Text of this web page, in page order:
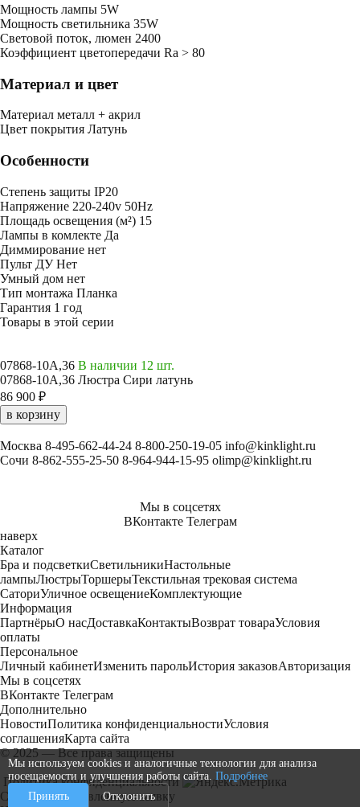
Мощность лампы 5W
Мощность светильника 35W
Световой поток, люмен 2400
Коэффициент цветопередачи Ra > 80
Материал и цвет
Mатериал металл + акрил
Цвет покрытия Латунь
Особенности
Степень защиты IP20
Напряжение 220-240v 50Hz
Площадь освещения (м²) 15
Лампы в комлекте Да
Диммирование нет
Пульт ДУНет
Умный дом нет
Тип монтажа Планка
Гарантия 1 год
Товары в этой серии
07868-10A,36 В наличии 12 шт.
07868-10A,36 Люстра Сири латунь
86 900 ₽
в корзину
Москва 8-495-662-44-24 8-800-250-19-05 info@kinklight.ru
Сочи 8-862-555-25-50 8-964-944-15-95 olimp@kinklight.ru
Мы в соцсетях
ВКонтакте Телеграм
наверх
Каталог
Бра и подсветкиСветильникиНастольные
лампыЛюстрыТоршерыТекстильная трековая система
СаториУличное освещениеКомплектующие
Информация
ПартнёрыО насДоставкаКонтактыВозврат товараУсловия
оплаты
Персональное
Личный кабинетИзменить парольИстория заказовАвторизация
Мы в соцсетях
ВКонтакте Телеграм
Дополнительно
НовостиПолитика конфиденциальностиУсловия
соглашенияКарта сайта
© 2025 — Все права защищены
Политика конфиденциальности
Спасибо за оставленную заявку
Мы используем cookies и аналогичные технологии для анализа
посещаемости и улучшения работы сайта. Подробнее
Принять
Отклонить